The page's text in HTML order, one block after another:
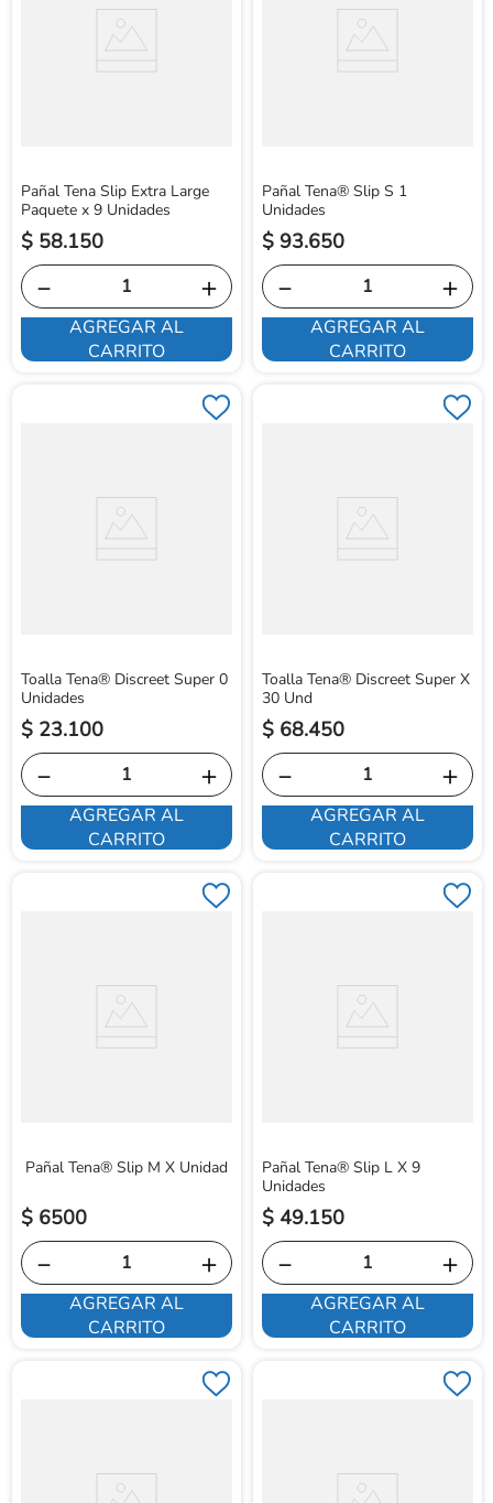
Pañal Tena Slip Extra Large
Paquete x 9 Unidades
$ 58.150
＋
－
AGREGAR AL
CARRITO
Pañal Tena® Slip S 1
Unidades
$ 93.650
＋
－
AGREGAR AL
CARRITO
Toalla Tena® Discreet Super 0
Unidades
$ 23.100
＋
－
AGREGAR AL
CARRITO
Toalla Tena® Discreet Super X
30 Und
$ 68.450
＋
－
AGREGAR AL
CARRITO
Pañal Tena® Slip M X Unidad
$ 6500
＋
－
AGREGAR AL
CARRITO
Pañal Tena® Slip L X 9
Unidades
$ 49.150
＋
－
AGREGAR AL
CARRITO